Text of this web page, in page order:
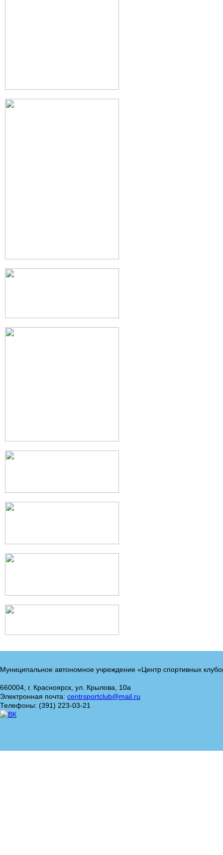
Муниципальное автономное учреждение «Центр спортивных
660004, г. Красноярск, ул. Крылова, 10а
Электронная почта: centrsportclub@mail.ru
Телефоны: (391) 223-03-21